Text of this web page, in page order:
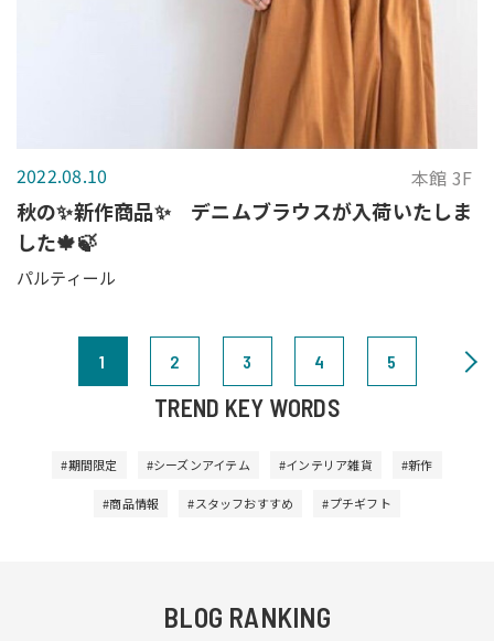
2022.08.10 本館 3F
秋の✨新作商品✨ デニムブラウスが入荷いたしま
した🍁🍃
パルティール
1 2 3 4 5
TREND KEY WORDS
#期間限定 #シーズンアイテム #インテリア雑貨 #新作
#商品情報 #スタッフおすすめ #プチギフト
BLOG RANKING